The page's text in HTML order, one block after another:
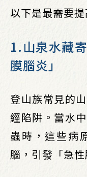
以下是最需要
1.山泉水藏
膜腦炎」
登山族常見的
經陷阱。當水
蟲時，這些病
腦，引發「急性